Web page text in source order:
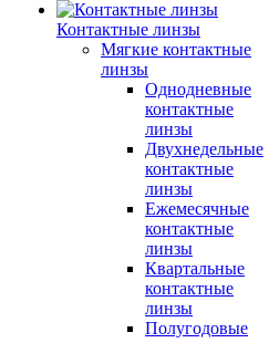
Контактные линзы
Мягкие контактные
линзы
Однодневные
контактные
линзы
Двухнедельные
контактные
линзы
Ежемесячные
контактные
линзы
Квартальные
контактные
линзы
Полугодовые